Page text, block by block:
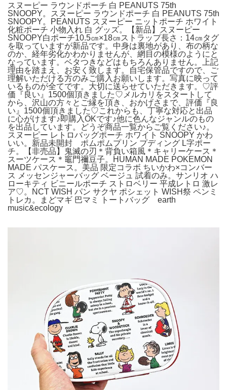
スヌーピー ラウンドポーチ 白 PEANUTS 75th
SNOOPY。スヌーピー ラウンドポーチ 白 PEANUTS 75th
SNOOPY。PEANUTS スヌーピー ニットポーチ ホワイト
化粧ポーチ 小物入れ 白 グッズ。【新品】スヌーピー
SNOOPY白ポーチ10.5㎝×18㎝ストラップ長さ：14㎝タグ
を取っていますが新品です。中身は裏地があり、布の柄な
のか、経年劣化かわかりませんが、網目の模様のようにと
なっています。ベタつきなどはもちろんありません。上記
理由を踏まえ、お安く致します。自宅保管品ですので、ご
理解いただける方のみご購入お願いします。写真に映って
いるものが全てです。大切に送らせていただきます。♡評
価『良い』1500個頂きました♡メルカリをスタートして
から、沢山の方々とご縁を頂き、おかげさまで、評価『良
い』1500個頂きました♡これからも、丁寧な対応と出品
に心がけます♪即購入OKです♪他に色んなジャンルのもの
を出品しています。どうぞ商品一覧からご覧ください♪。
スヌーピー レトロバッグポーチ ホワイト SNOOPY かわ
いい。新品未開封 ポムポムプリン プディング L字ポー
チ。【非売品】鬼滅の刃＊背負い箱風＊キャリーケース＊
スーツケース＊竈門禰豆子。HUMAN MADE POKEMON
MADE パスケース。美品 限定コラボ ちいかわ×コンバー
ス メッセンジャーバッグ ベージュ 試着のみ。サンリオ ハ
ローキティ ビニールポーチ ストロベリー 平成レトロ 激レ
ア♡。NCT WISH パン サクヤ ポシェット WISH祭 ペンミ
トレカ。まどマギ 巴マミ トートバッグ earth
music&ecology